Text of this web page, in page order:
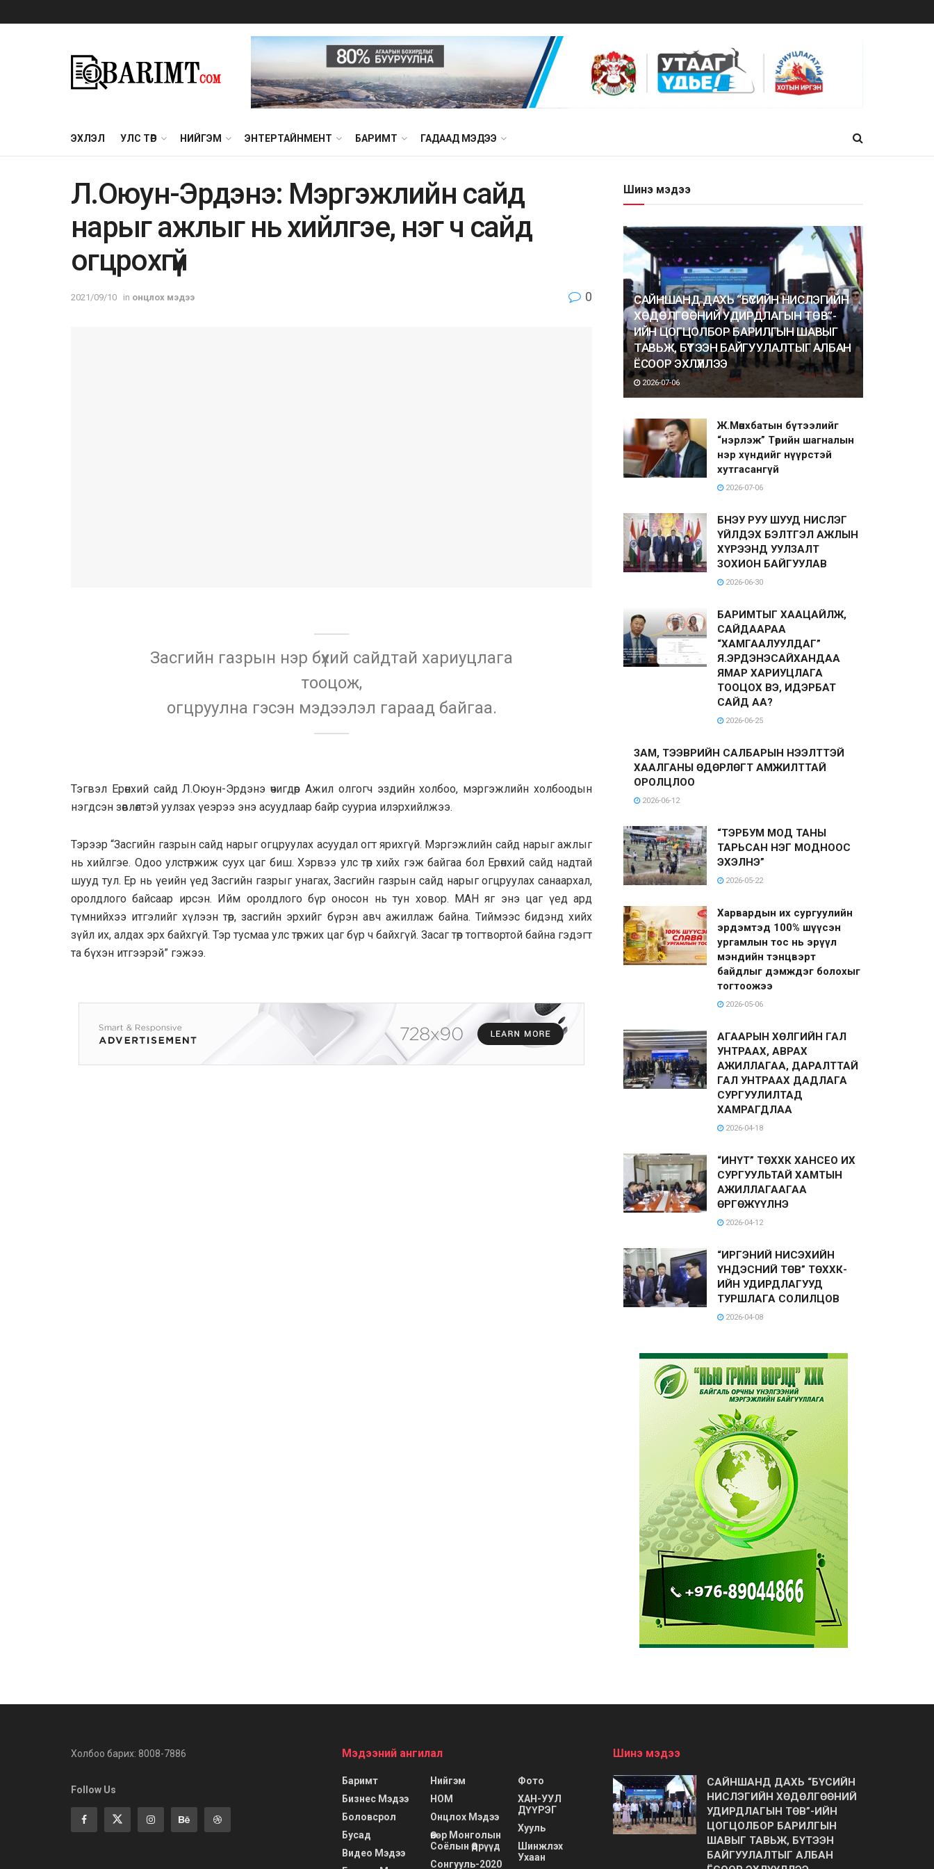
ЭХЛЭЛ УЛС ТӨР НИЙГЭМ ЭНТЕРТАЙНМЕНТ БАРИМТ ГАДААД МЭДЭЭ
Л.Оюун-Эрдэнэ: Мэргэжлийн сайд
нарыг ажлыг нь хийлгэе, нэг ч сайд
огцрохгүй
2021/09/10 in онцлох мэдээ 0
Засгийн газрын нэр бүхий сайдтай хариуцлага
тооцож,
огцруулна гэсэн мэдээлэл гараад байгаа.
Тэгвэл Ерөнхий сайд Л.Оюун-Эрдэнэ өчигдөр Ажил олгогч эздийн холбоо, мэргэжлийн холбоодын
нэгдсэн зөвлөлтэй уулзах үеэрээ энэ асуудлаар байр сууриа илэрхийлжээ.
Тэрээр “Засгийн газрын сайд нарыг огцруулах асуудал огт ярихгүй. Мэргэжлийн сайд нарыг ажлыг
нь хийлгэе. Одоо улстөржиж суух цаг биш. Хэрвээ улс төр хийх гэж байгаа бол Ерөнхий сайд надтай
шууд тул. Ер нь үеийн үед Засгийн газрыг унагах, Засгийн газрын сайд нарыг огцруулах санаархал,
оролдлого байсаар ирсэн. Ийм оролдлого бүр оносон нь тун ховор. МАН яг энэ цаг үед ард
түмнийхээ итгэлийг хүлээн төр, засгийн эрхийг бүрэн авч ажиллаж байна. Тиймээс бидэнд хийх
зүйл их, алдах эрх байхгүй. Тэр тусмаа улс төржих цаг бүр ч байхгүй. Засаг төр тогтвортой байна гэдэгт
та бүхэн итгээрэй” гэжээ.
Шинэ мэдээ
САЙНШАНД ДАХЬ “БҮСИЙН НИСЛЭГИЙН
ХӨДӨЛГӨӨНИЙ УДИРДЛАГЫН ТӨВ”-
ИЙН ЦОГЦОЛБОР БАРИЛГЫН ШАВЫГ
ТАВЬЖ, БҮТЭЭН БАЙГУУЛАЛТЫГ АЛБАН
ЁСООР ЭХЛҮҮЛЛЭЭ
2026-07-06
Ж.Мөнхбатын бүтээлийг
“нэрлэж” Төрийн шагналын
нэр хүндийг нүүрстэй
хутгасангүй
2026-07-06
БНЭУ РУУ ШУУД НИСЛЭГ
ҮЙЛДЭХ БЭЛТГЭЛ АЖЛЫН
ХҮРЭЭНД УУЛЗАЛТ
ЗОХИОН БАЙГУУЛАВ
2026-06-30
БАРИМТЫГ ХААЦАЙЛЖ,
САЙДААРАА
“ХАМГААЛУУЛДАГ”
Я.ЭРДЭНЭСАЙХАНДАА
ЯМАР ХАРИУЦЛАГА
ТООЦОХ ВЭ, ИДЭРБАТ
САЙД АА?
2026-06-25
ЗАМ, ТЭЭВРИЙН САЛБАРЫН НЭЭЛТТЭЙ
ХААЛГАНЫ ӨДӨРЛӨГТ АМЖИЛТТАЙ
ОРОЛЦЛОО
2026-06-12
“ТЭРБУМ МОД ТАНЫ
ТАРЬСАН НЭГ МОДНООС
ЭХЭЛНЭ”
2026-05-22
Харвардын их сургуулийн
эрдэмтэд 100% шүүсэн
ургамлын тос нь эрүүл
мэндийн тэнцвэрт
байдлыг дэмждэг болохыг
тогтоожээ
2026-05-06
АГААРЫН ХӨЛГИЙН ГАЛ
УНТРААХ, АВРАХ
АЖИЛЛАГАА, ДАРАЛТТАЙ
ГАЛ УНТРААХ ДАДЛАГА
СУРГУУЛИЛТАД
ХАМРАГДЛАА
2026-04-18
“ИНҮТ” ТӨХХК ХАНСЕО ИХ
СУРГУУЛЬТАЙ ХАМТЫН
АЖИЛЛАГААГАА
ӨРГӨЖҮҮЛНЭ
2026-04-12
“ИРГЭНИЙ НИСЭХИЙН
ҮНДЭСНИЙ ТӨВ” ТӨХХК-
ИЙН УДИРДЛАГУУД
ТУРШЛАГА СОЛИЛЦОВ
2026-04-08
Холбоо барих: 8008-7886
Follow Us
Мэдээний ангилал
Баримт
Бизнес Мэдээ
Боловсрол
Бусад
Видео Мэдээ
Нийгэм
НОМ
Онцлох Мэдээ
Өвөр Монголын
Соёлын Өдрүүд
Сонгууль-2020
Фото
ХАН-УУЛ
ДҮҮРЭГ
Хууль
Шинжлэх
Ухаан
Шинэ мэдээ
САЙНШАНД ДАХЬ “БҮСИЙН
НИСЛЭГИЙН ХӨДӨЛГӨӨНИЙ
УДИРДЛАГЫН ТӨВ”-ИЙН
ЦОГЦОЛБОР БАРИЛГЫН
ШАВЫГ ТАВЬЖ, БҮТЭЭН
БАЙГУУЛАЛТЫГ АЛБАН